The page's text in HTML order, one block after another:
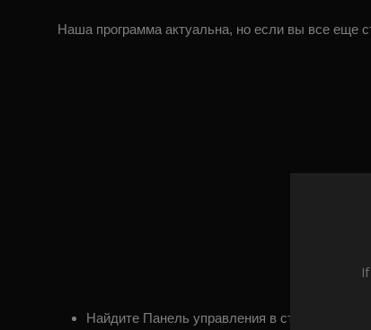
Наша программа актуальна, но если вы все еще
Найдите Панель управления в строке поиска